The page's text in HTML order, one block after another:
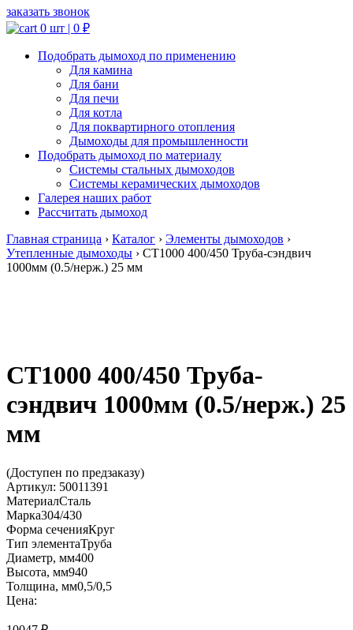
заказать звонок
0 шт | 0 ₽
Подобрать дымоход по применению
Для камина
Для бани
Для печи
Для котла
Для поквартирного отопления
Дымоходы для промышленности
Подобрать дымоход по материалу
Системы стальных дымоходов
Системы керамических дымоходов
Галерея наших работ
Рассчитать дымоход
Главная страница › Каталог › Элементы дымоходов ›
Утепленные дымоходы › СТ1000 400/450 Труба-сэндвич
1000мм (0.5/нерж.) 25 мм
СТ1000 400/450 Труба-
сэндвич 1000мм (0.5/нерж.) 25
мм
(Доступен по предзаказу)
Артикул: 50011391
МатериалСталь
Марка304/430
Форма сеченияКруг
Тип элементаТруба
Диаметр, мм400
Высота, мм940
Толщина, мм0,5/0,5
Цена: